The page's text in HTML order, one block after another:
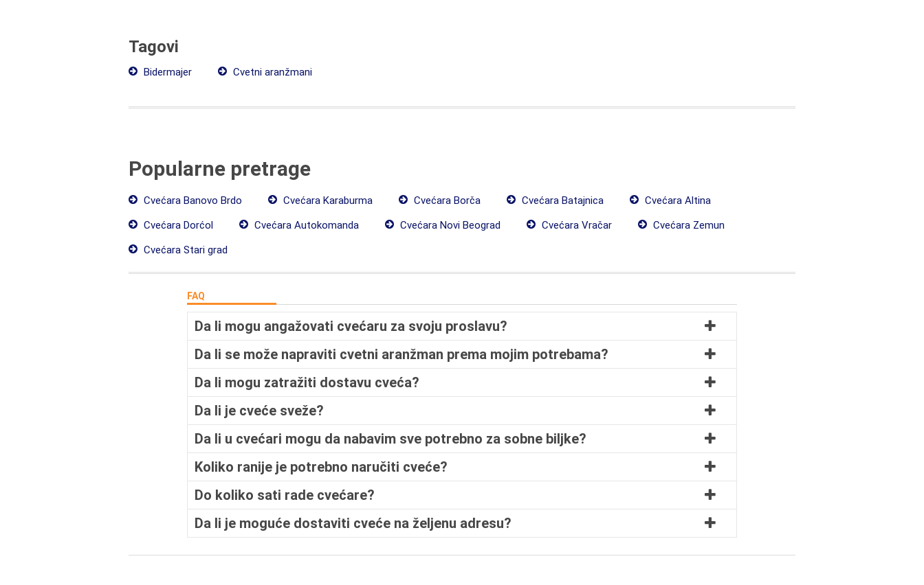
Tagovi
Bidermajer Cvetni aranžmani
Popularne pretrage
Cvećara Banovo Brdo Cvećara Karaburma Cvećara Borča Cvećara Batajnica
Cvećara Altina
Cvećara Dorćol
Cvećara Autokomanda Cvećara Novi Beograd Cvećara Vračar
Cvećara Zemun
Cvećara Stari grad
FAQ
Da li mogu angažovati cvećaru za svoju proslavu?
Da li se može napraviti cvetni aranžman prema mojim potrebama?
Da li mogu zatražiti dostavu cveća?
Da li je cveće sveže?
Da li u cvećari mogu da nabavim sve potrebno za sobne biljke?
Koliko ranije je potrebno naručiti cveće?
Do koliko sati rade cvećare?
Da li je moguće dostaviti cveće na željenu adresu?